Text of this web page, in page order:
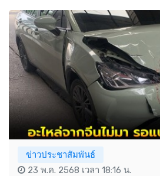
ข่าวประชาสัมพันธ์
23 พ.ค. 2568 เวลา 18:16 น.